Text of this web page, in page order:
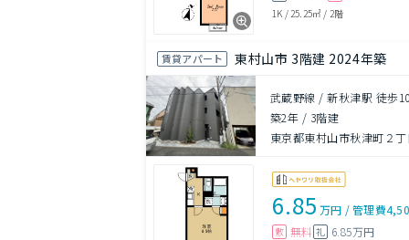
1K / 25.25㎡ / 2階
賃貸アパート 東村山市 3階建 2024年築
武蔵野線 / 新秋津駅 徒歩
築2年 / 3階建
東京都東村山市秋津町２丁
6.85 万円 /管理費
敷 無料 礼 6.85万円